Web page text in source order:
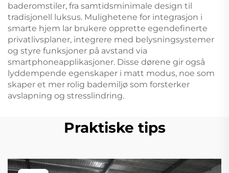
baderomstiler, fra samtidsminimale design til
tradisjonell luksus. Mulighetene for integrasjon i
smarte hjem lar brukere opprette egendefinerte
privatlivsplaner, integrere med belysningsystemer
og styre funksjoner på avstand via
smartphoneapplikasjoner. Disse dørene gir også
lyddempende egenskaper i matt modus, noe som
skaper et mer rolig bademiljø som forsterker
avslapning og stresslindring.
Praktiske tips